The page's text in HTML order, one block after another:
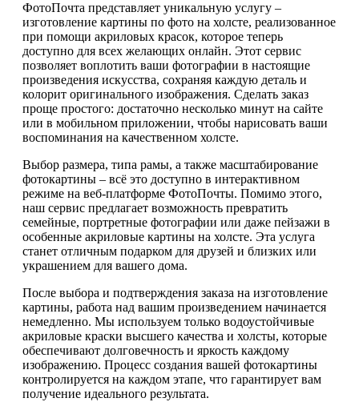
ФотоПочта представляет уникальную услугу –
изготовление картины по фото на холсте, реализованное
при помощи акриловых красок, которое теперь
доступно для всех желающих онлайн. Этот сервис
позволяет воплотить ваши фотографии в настоящие
произведения искусства, сохраняя каждую деталь и
колорит оригинального изображения. Сделать заказ
проще простого: достаточно несколько минут на сайте
или в мобильном приложении, чтобы нарисовать ваши
воспоминания на качественном холсте.
Выбор размера, типа рамы, а также масштабирование
фотокартины – всё это доступно в интерактивном
режиме на веб-платформе ФотоПочты. Помимо этого,
наш сервис предлагает возможность превратить
семейные, портретные фотографии или даже пейзажи в
особенные акриловые картины на холсте. Эта услуга
станет отличным подарком для друзей и близких или
украшением для вашего дома.
После выбора и подтверждения заказа на изготовление
картины, работа над вашим произведением начинается
немедленно. Мы используем только водоустойчивые
акриловые краски высшего качества и холсты, которые
обеспечивают долговечность и яркость каждому
изображению. Процесс создания вашей фотокартины
контролируется на каждом этапе, что гарантирует вам
получение идеального результата.